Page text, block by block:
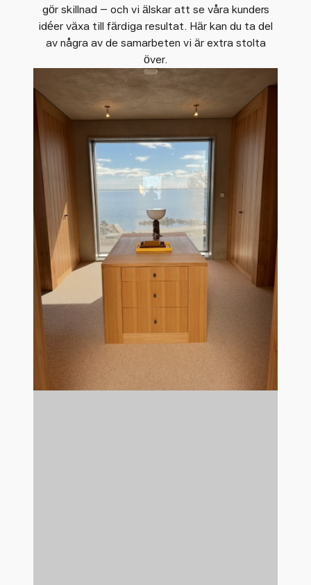
gör skillnad – och vi älskar att se våra kunders
idéer växa till färdiga resultat. Här kan du ta del
av några av de samarbeten vi är extra stolta
över.